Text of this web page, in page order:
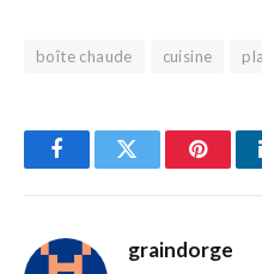
desserts
boîte chaude cuisine
FacebookTwitter
graindorge